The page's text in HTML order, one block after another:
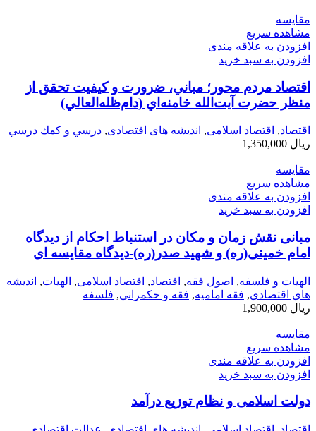
مقایسه
مشاهده سریع
افزودن به علاقه مندی
افزودن به سبد خرید
اقتصاد مردم محور؛ مباني، ضرورت و كيفيت تحقق از
منظر حضرت آيت‌الله خامنه‌اي (دام‌ظله‌العالي)
اقتصاد, اقتصاد اسلامی, اندیشه های اقتصادی, درسي و كمك درسي
ریال
مقایسه
مشاهده سریع
افزودن به علاقه مندی
افزودن به سبد خرید
مبانی نقش زمان و مکان در استنباط احکام از دیدگاه
امام خمینی(ره) و شهید صدر(ره)-دیدگاه مقایسه ای
الهیات و فلسفه, اصول فقه, اقتصاد, اقتصاد اسلامی, الهيات, اندیشه
های اقتصادی, فقه امامیه, فقه و حکمرانی, فلسفه
ریال
مقایسه
مشاهده سریع
افزودن به علاقه مندی
افزودن به سبد خرید
دولت اسلامی و نظام توزیع درآمد